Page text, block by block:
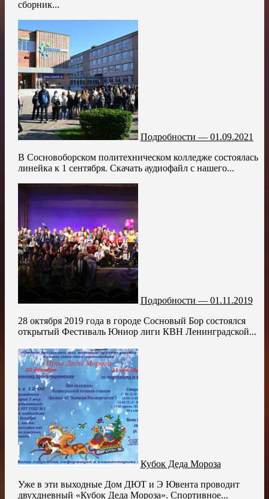
сборник...
Подробности — 01.09.2021
В Сосновоборском политехническом колледже состоялась
линейка к 1 сентября. Скачать аудиофайл с нашего...
Подробности — 01.11.2019
28 октября 2019 года в городе Сосновый Бор состоялся
открытый Фестиваль Юниор лиги КВН Ленинградской...
Кубок Деда Мороза
Уже в эти выходные Дом ДЮТ и Э Ювента проводит
двухдневный «Кубок Деда Мороза». Спортивное...